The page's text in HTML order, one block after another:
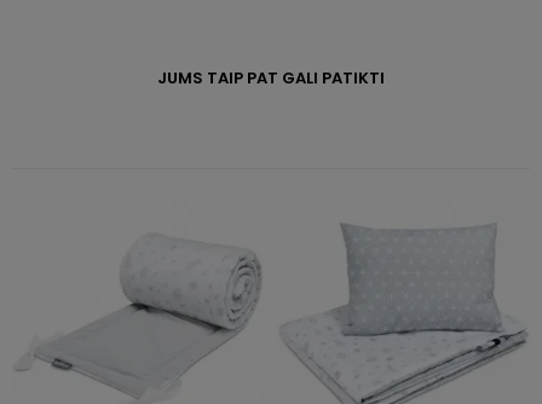
JUMS TAIP PAT GALI PATIKTI